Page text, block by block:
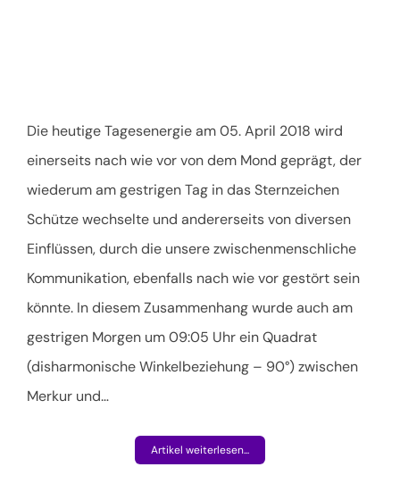
Die heutige Tagesenergie am 05. April 2018 wird
einerseits nach wie vor von dem Mond geprägt, der
wiederum am gestrigen Tag in das Sternzeichen
Schütze wechselte und andererseits von diversen
Einflüssen, durch die unsere zwischenmenschliche
Kommunikation, ebenfalls nach wie vor gestört sein
könnte. In diesem Zusammenhang wurde auch am
gestrigen Morgen um 09:05 Uhr ein Quadrat
(disharmonische Winkelbeziehung – 90°) zwischen
Merkur und…
Artikel weiterlesen...